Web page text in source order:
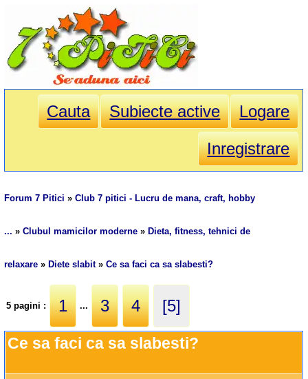
Cauta Subiecte active
Logare
Inregistrare
Forum 7 Pitici »Club 7 pitici - Lucru de mana, craft, hobby
... »Clubul mamicilor moderne » Dieta, fitness, tehnici de
relaxare » Diete slabit»Ce sa faci ca sa slabesti?
5 pagini : 1 ... 3 4 [5]
Ce sa faci ca sa slabesti?